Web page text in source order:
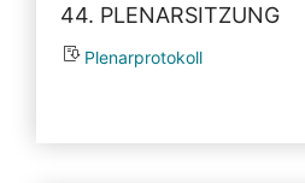
44. PLENARSITZUNG
Plenarprotokoll